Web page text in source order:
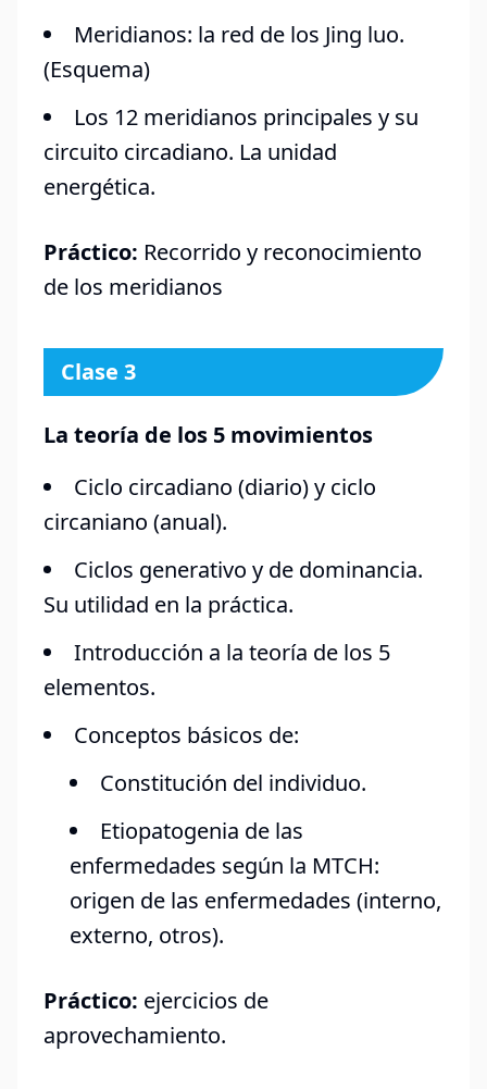
Meridianos: la red de los Jing luo.
(Esquema)
Los 12 meridianos principales y su
circuito circadiano. La unidad
energética.
Práctico: Recorrido y reconocimiento
de los meridianos
Clase 3
La teoría de los 5 movimientos
Ciclo circadiano (diario) y ciclo
circaniano (anual).
Ciclos generativo y de dominancia.
Su utilidad en la práctica.
Introducción a la teoría de los 5
elementos.
Conceptos básicos de:
Constitución del individuo.
Etiopatogenia de las
enfermedades según la MTCH:
origen de las enfermedades (interno,
externo, otros).
Práctico: ejercicios de
aprovechamiento.